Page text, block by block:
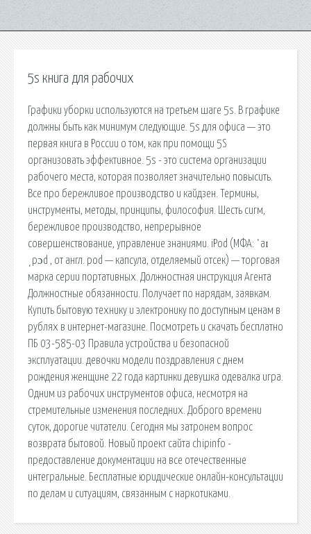
5s книга для рабочих
Графики уборки используются на третьем шаге 5s. В графике
должны быть как минимум следующие. 5s для офиса — это
первая книга в России о том, как при помощи 5S
организовать эффективное. 5s - это система организации
рабочего места, которая позволяет значительно повысить.
Все про бережливое производство и кайдзен. Термины,
инструменты, методы, принципы, философия. Шесть сигм,
бережливое производство, непрерывное
совершенствование, управление знаниями. iPod (МФА: ˈaɪ
ˌpɔd , от англ. pod — капсула, отделяемый отсек) — торговая
марка серии портативных. Должностная инструкция Агента
Должностные обязанности. Получает по нарядам, заявкам.
Купить бытовую технику и электронику по доступным ценам в
рублях в интернет-магазине. Посмотреть и скачать бесплатно
ПБ 03-585-03 Правила устройства и безопасной
эксплуатации. девочки модели поздравления с днем
рождения женщине 22 года картинки девушка одевалка игра.
Одним из рабочих инструментов офиса, несмотря на
стремительные изменения последних. Доброго времени
суток, дорогие читатели. Сегодня мы затронем вопрос
возврата бытовой. Новый проект сайта chipinfo -
предоставление документации на все отечественные
интегральные. Бесплатные юридические онлайн-консультации
по делам и ситуациям, связанным с наркотиками.